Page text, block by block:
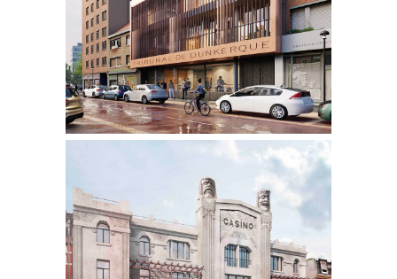
RESTRUCTURATION ET
EXTENSION
DUNKERQUE | 59
CASINO
RÉHABILITATION MAISON DE
SERVICES À LA POPULATION